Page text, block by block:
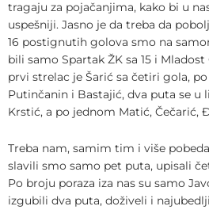
tragaju za pojačanjima, kako bi u
uspešniji. Jasno je da treba da
16 postignutih golova smo na
bili samo Spartak ŽK sa 15 i Mladost
prvi strelac je Šarić sa četiri gola,
Putinčanin i Bastajić, dva puta se u
Krstić, a po jednom Matić, Čečarić,
Treba nam, samim tim i više
slavili smo samo pet puta, upisali
Po broju poraza iza nas su samo
izgubili dva puta, doživeli i